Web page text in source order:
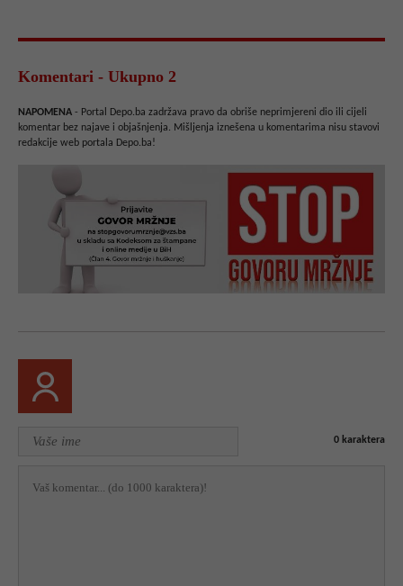
Komentari - Ukupno 2
NAPOMENA - Portal Depo.ba zadržava pravo da obriše neprimjereni dio ili cijeli
komentar bez najave i objašnjenja. Mišljenja iznešena u komentarima nisu stavovi
redakcije web portala Depo.ba!
0 karaktera